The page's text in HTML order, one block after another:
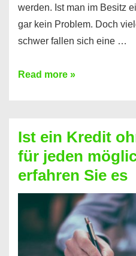
werden. Ist man im Besitz
gar kein Problem. Doch
schwer fallen sich eine …
Kreditkarte
Prepaid
ist
nicht
nur
für
Handy
Read more »
Ist ein Kredit
für jeden
erfahren Sie es